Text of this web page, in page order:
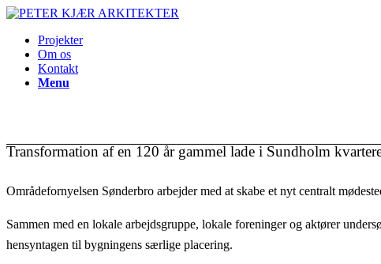
Projekter
Om os
Kontakt
Menu
Transformation af en 120 år gammel lade i Sundholm
Områdefornyelsen Sønderbro arbejder med at skabe et nyt centralt
Sammen med en lokale arbejdsgruppe, lokale foreninger og aktører
hensyntagen til bygningens særlige placering.